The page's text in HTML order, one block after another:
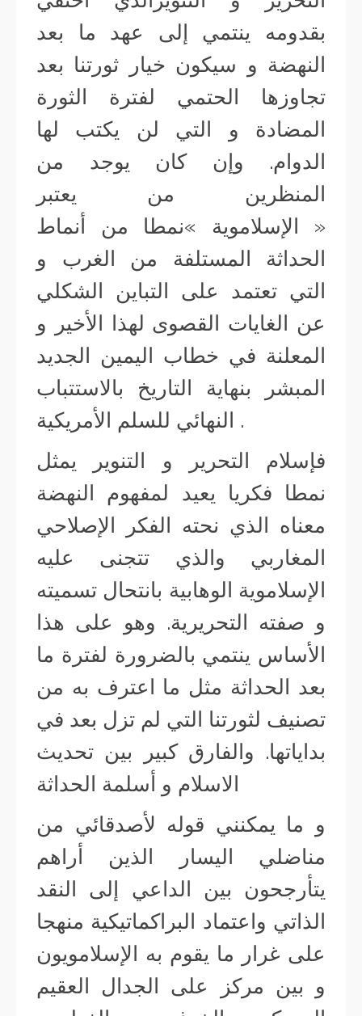
بقدومه ينتمي إلى عهد ما بعد
النهضة و سيكون خيار ثورتنا بعد
تجاوزها الحتمي لفترة الثورة
المضادة و التي لن يكتب لها
الدوام. وإن كان يوجد من
المنظرين من يعتبر
« الإسلاموية »نمطا من أنماط
الحداثة المستلفة من الغرب و
التي تعتمد على التباين الشكلي
عن الغايات القصوى لهذا الأخير و
المعلنة في خطاب اليمين الجديد
المبشر بنهاية التاريخ بالاستتباب
النهائي للسلم الأمريكية .
فإسلام التحرير و التنوير يمثل
نمطا فكريا يعيد لمفهوم النهضة
معناه الذي نحته الفكر الإصلاحي
المغاربي والذي تتجنى عليه
الإسلاموية الوهابية بانتحال تسميته
و صفته التحريرية. وهو على هذا
الأساس ينتمي بالضرورة لفترة ما
بعد الحداثة مثل ما اعترف به من
تصنيف لثورتنا التي لم تزل بعد في
بداياتها. والفارق كبير بين تحديث
الاسلام و أسلمة الحداثة
و ما يمكنني قوله لأصدقائي من
مناضلي اليسار الذين أراهم
يتأرجحون بين الداعي إلى النقد
الذاتي واعتماد البراكماتيكية منهجا
على غرار ما يقوم به الإسلامويون
و بين مركز على الجدال العقيم